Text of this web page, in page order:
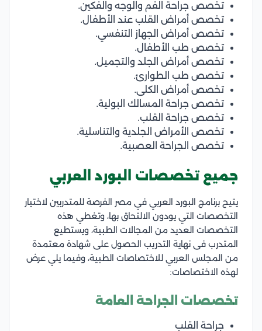
تخصص جراحة الفم والوجه والفكين.
تخصص أمراض القلب عند الأطفال.
تخصص أمراض الجهاز التنفسي.
تخصص طب الأطفال.
تخصص أمراض الجلد والتجميل.
تخصص طب الطوارئ.
تخصص أمراض الكلى.
تخصص جراحة المسالك البولية.
تخصص جراحة القلب.
تخصص الأمراض الجلدية والتناسلية.
تخصص الجراحة العصبية.
جميع تخصصات البورد العربي
يتيح برنامج البورد العربي في مصر الفرصة للمتدربين لاختيار
التخصصات التي يودون الالتحاق بها، وتغطي هذه
التخصصات العديد من المجالات الطبية، ويستطيع
المتدرب فى نهاية التدريب الحصول على شهادة معتمدة
من المجلس العربي للاختصاصات الطبية، وفيما يلي عرض
لهذه الاختصاصات:
تخصصات الجراحة العامة
جراحة القلب